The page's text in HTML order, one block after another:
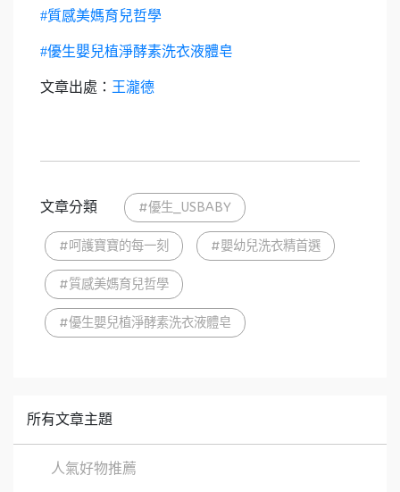
#質感美媽育兒哲學
#優生嬰兒植淨酵素洗衣液體皂
文章出處： 王瀧德
文章分類 #優生_USBABY
#呵護寶寶的每一刻 #嬰幼兒洗衣精首選
#質感美媽育兒哲學
#優生嬰兒植淨酵素洗衣液體皂
所有文章主題
人氣好物推薦